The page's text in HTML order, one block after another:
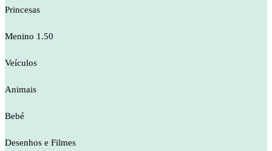
Princesas
Menino 1.50
Veículos
Animais
Bebé
Desenhos e Filmes